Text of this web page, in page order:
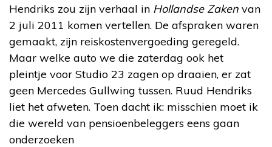
Hendriks zou zijn verhaal in Hollandse Zaken van
2 juli 2011 komen vertellen. De afspraken waren
gemaakt, zijn reiskostenvergoeding geregeld.
Maar welke auto we die zaterdag ook het
pleintje voor Studio 23 zagen op draaien, er zat
geen Mercedes Gullwing tussen. Ruud Hendriks
liet het afweten. Toen dacht ik: misschien moet ik
die wereld van pensioenbeleggers eens gaan
onderzoeken